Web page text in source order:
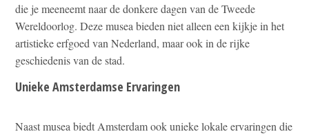
die je meeneemt naar de donkere dagen van de Tweede
Wereldoorlog. Deze musea bieden niet alleen een kijkje in het
artistieke erfgoed van Nederland, maar ook in de rijke
geschiedenis van de stad.
Unieke Amsterdamse Ervaringen
Naast musea biedt Amsterdam ook unieke lokale ervaringen die